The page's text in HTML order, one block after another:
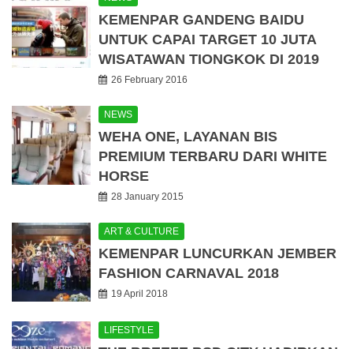
KEMENPAR GANDENG BAIDU
UNTUK CAPAI TARGET 10 JUTA
WISATAWAN TIONGKOK DI 2019
26 February 2016
NEWS
WEHA ONE, LAYANAN BIS
PREMIUM TERBARU DARI WHITE
HORSE
28 January 2015
ART & CULTURE
KEMENPAR LUNCURKAN JEMBER
FASHION CARNAVAL 2018
19 April 2018
LIFESTYLE